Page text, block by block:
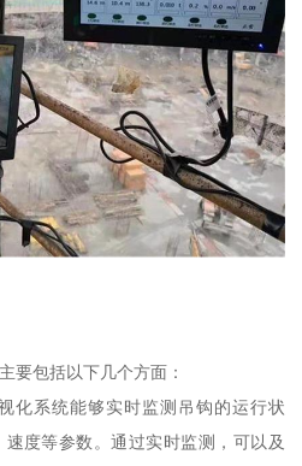
要包括以下几个方面：
化系统能够实时监测吊钩的运行状
度等参数。通过实时监测，可以及